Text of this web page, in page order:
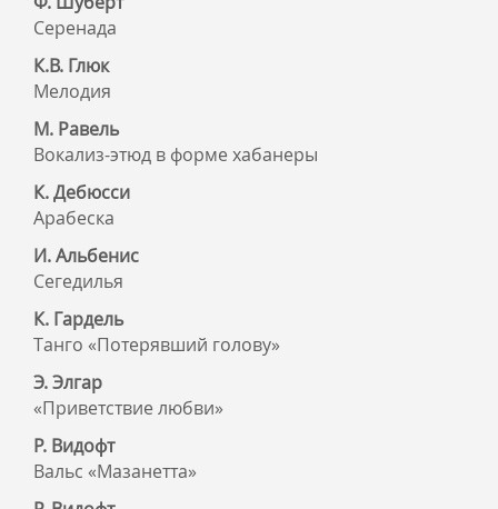
Серенада
К.В. Глюк
Мелодия
М. Равель
Вокализ-этюд в форме хабанеры
К. Дебюсси
Арабеска
И. Альбенис
Сегедилья
К. Гардель
Танго «Потерявший голову»
Э. Элгар
«Приветствие любви»
Р. Видофт
Вальс «Мазанетта»